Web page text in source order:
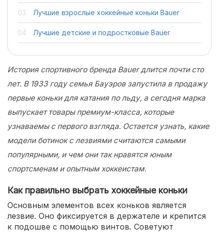
Лучшие взрослые хоккейные коньки Bauer
Лучшие детские и подростковые Bauer
История спортивного бренда Bauer длится почти сто
лет. В 1933 году семья Бауэров запустила в продажу
первые коньки для катания по льду, а сегодня марка
выпускает товары премиум-класса, которые
узнаваемы с первого взгляда. Остается узнать, какие
модели ботинок с лезвиями считаются самыми
популярными, и чем они так нравятся юным
спортсменам и опытным хоккеистам.
Как правильно выбрать хоккейные коньки
Основным элементов всех коньков является
лезвие. Оно фиксируется в держателе и крепится
к подошве с помощью винтов. Советуют